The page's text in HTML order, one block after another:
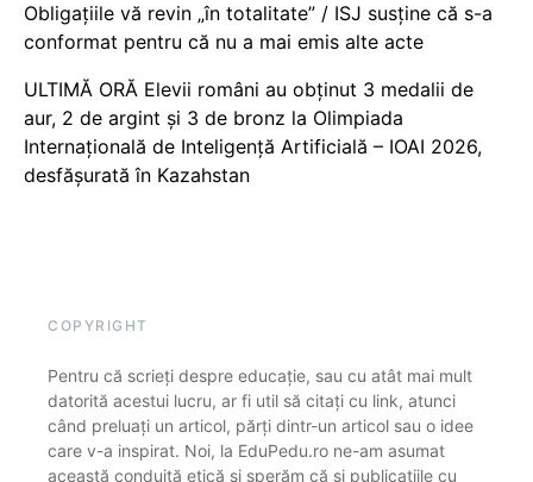
Obligațiile vă revin „în totalitate” / ISJ susține că s-a
conformat pentru că nu a mai emis alte acte
ULTIMĂ ORĂ Elevii români au obținut 3 medalii de
aur, 2 de argint și 3 de bronz la Olimpiada
Internațională de Inteligență Artificială – IOAI 2026,
desfășurată în Kazahstan
COPYRIGHT
Pentru că scrieți despre educație, sau cu atât mai mult
datorită acestui lucru, ar fi util să citați cu link, atunci
când preluați un articol, părți dintr-un articol sau o idee
care v-a inspirat. Noi, la EduPedu.ro ne-am asumat
această conduită etică și sperăm că și publicațiile cu